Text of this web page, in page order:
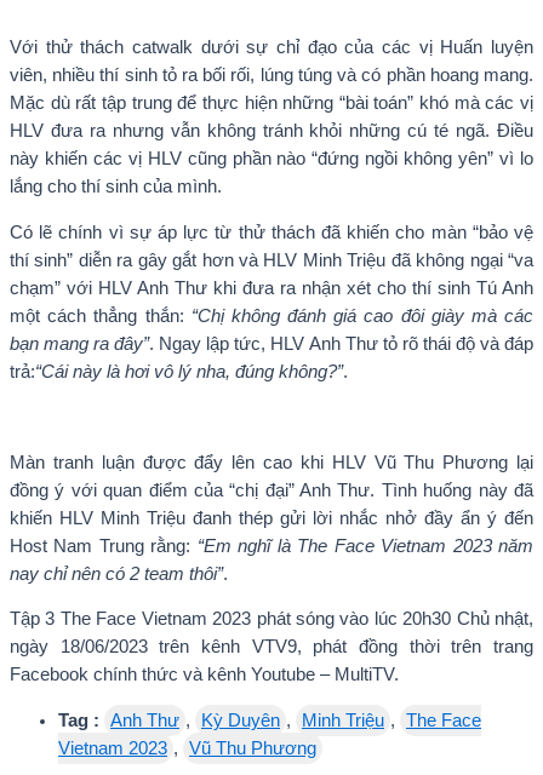
Với thử thách catwalk dưới sự chỉ đạo của các vị Huấn luyện
viên, nhiều thí sinh tỏ ra bối rối, lúng túng và có phần hoang mang.
Mặc dù rất tập trung để thực hiện những “bài toán” khó mà các vị
HLV đưa ra nhưng vẫn không tránh khỏi những cú té ngã. Điều
này khiến các vị HLV cũng phần nào “đứng ngồi không yên” vì lo
lắng cho thí sinh của mình.
Có lẽ chính vì sự áp lực từ thử thách đã khiến cho màn “bảo vệ
thí sinh” diễn ra gây gắt hơn và HLV Minh Triệu đã không ngại “va
chạm” với HLV Anh Thư khi đưa ra nhận xét cho thí sinh Tú Anh
một cách thẳng thắn: “Chị không đánh giá cao đôi giày mà các
bạn mang ra đây”. Ngay lập tức, HLV Anh Thư tỏ rõ thái độ và đáp
trả:“Cái này là hơi vô lý nha, đúng không?”.
Màn tranh luận được đẩy lên cao khi HLV Vũ Thu Phương lại
đồng ý với quan điểm của “chị đại” Anh Thư. Tình huống này đã
khiến HLV Minh Triệu đanh thép gửi lời nhắc nhở đầy ẩn ý đến
Host Nam Trung rằng: “Em nghĩ là The Face Vietnam 2023 năm
nay chỉ nên có 2 team thôi”.
Tập 3 The Face Vietnam 2023 phát sóng vào lúc20h30 Chủ nhật,
ngày 18/06/2023 trên kênh VTV9, phát đồng thời trên trang
Facebook chính thức và kênh Youtube – MultiTV.
Tag : Anh Thư , Kỳ Duyên , Minh Triệu ,
The Face
Vietnam 2023 , Vũ Thu Phương